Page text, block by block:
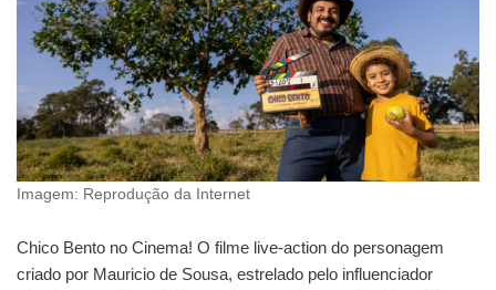
Imagem: Reprodução da Internet
Chico Bento no Cinema! O filme live-action do personagem
criado por Mauricio de Sousa, estrelado pelo influenciador